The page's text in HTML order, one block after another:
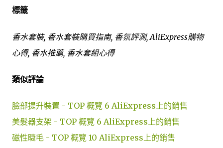
標籤
香水套裝, 香水套裝購買指南, 香氛評測, AliExpress購物
心得, 香水推薦, 香水套組心得
類似評論
臉部提升裝置 - TOP 概覽 6 AliExpress上的銷售
美髮器支架 - TOP 概覽 6 AliExpress上的銷售
磁性睫毛 - TOP 概覽 10 AliExpress上的銷售